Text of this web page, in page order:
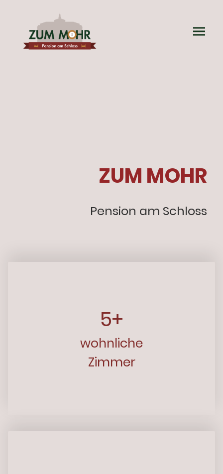
ZUM MOHR
Pension am Schloss
5+
wohnliche
Zimmer